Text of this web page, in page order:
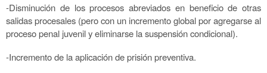
-Disminución de los procesos abreviados en beneficio de otras
salidas procesales (pero con un incremento global por agregarse al
proceso penal juvenil y eliminarse la suspensión condicional).
-Incremento de la aplicación de prisión preventiva.